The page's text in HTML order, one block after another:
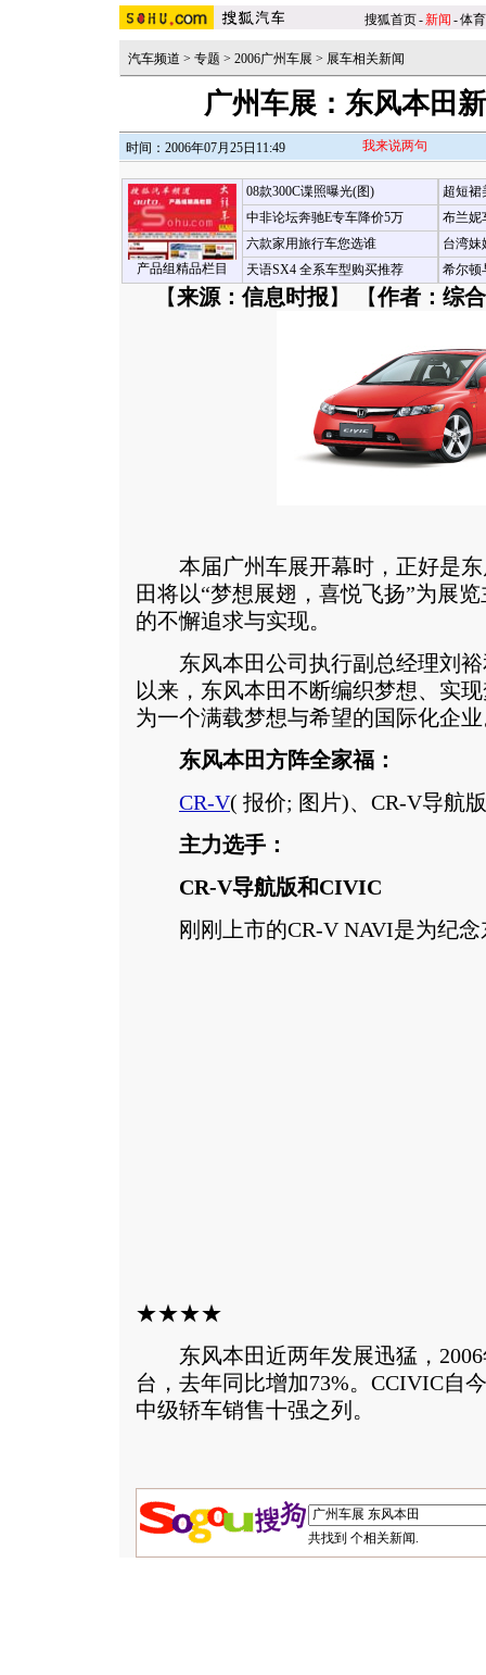
搜狐首页-新闻 -体育
汽车频道 > 专题 > 2006广州车展 > 展车相关新闻
广州车展：东风本田
时间：2006年07月25日11:49 我来说两句
产品组精品栏目
08款300C谍照曝光(图)
中非论坛奔驰E专车降价5万
六款家用旅行车您选谁
天语SX4 全系车型购买推荐
超短裙
布兰妮
台湾妹
希尔顿
【来源：信息时报 】 【作者：综
本届广州车展开幕时，正好是东
田将以“梦想展翅，喜悦飞扬”为展
的不懈追求与实现。
东风本田公司执行副总经理刘裕
以来，东风本田不断编织梦想、实
为一个满载梦想与希望的国际化企
东风本田方阵全家福：
CR-V( 报价; 图片)、CR-V导航
主力选手：
CR-V导航版和CIVIC
刚刚上市的CR-V NAVI是为纪念
★★★★
东风本田近两年发展迅猛，2006
台，去年同比增加73%。CCIVIC自
中级轿车销售十强之列。
共找到 个相关新闻.